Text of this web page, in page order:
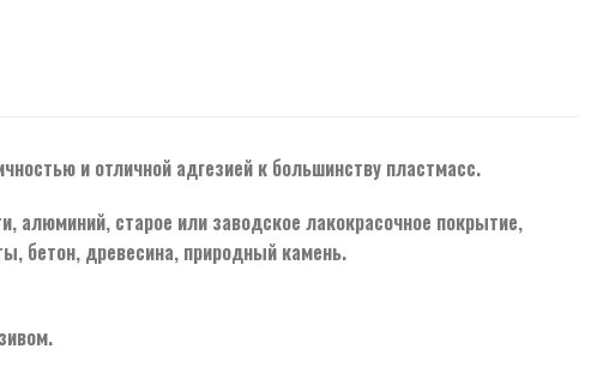
и отличной адгезией к большинству пластмасс.
алюминий, старое или заводское лакокрасочное покрытие,
бетон, древесина, природный камень.